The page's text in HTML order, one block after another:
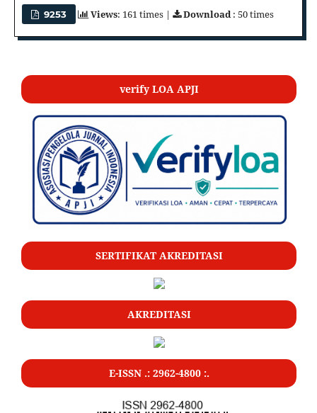
9253 Views: 161 times | Download: 50 times
verify LOA APJI
SERTIFIKAT AKREDITASI
AKREDITASI
E-ISSN .: 2962-4800 :.